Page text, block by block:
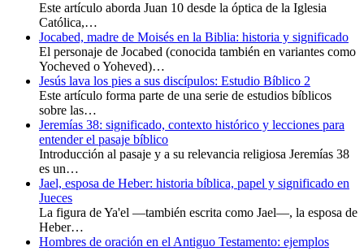
Este artículo aborda Juan 10 desde la óptica de la Iglesia
Católica,…
Jocabed, madre de Moisés en la Biblia: historia y significado
El personaje de Jocabed (conocida también en variantes como
Yocheved o Yoheved)…
Jesús lava los pies a sus discípulos: Estudio Bíblico 2
Este artículo forma parte de una serie de estudios bíblicos
sobre las…
Jeremías 38: significado, contexto histórico y lecciones para
entender el pasaje bíblico
Introducción al pasaje y a su relevancia religiosa Jeremías 38
es un…
Jael, esposa de Heber: historia bíblica, papel y significado en
Jueces
La figura de Ya'el —también escrita como Jael—, la esposa de
Heber…
Hombres de oración en el Antiguo Testamento: ejemplos